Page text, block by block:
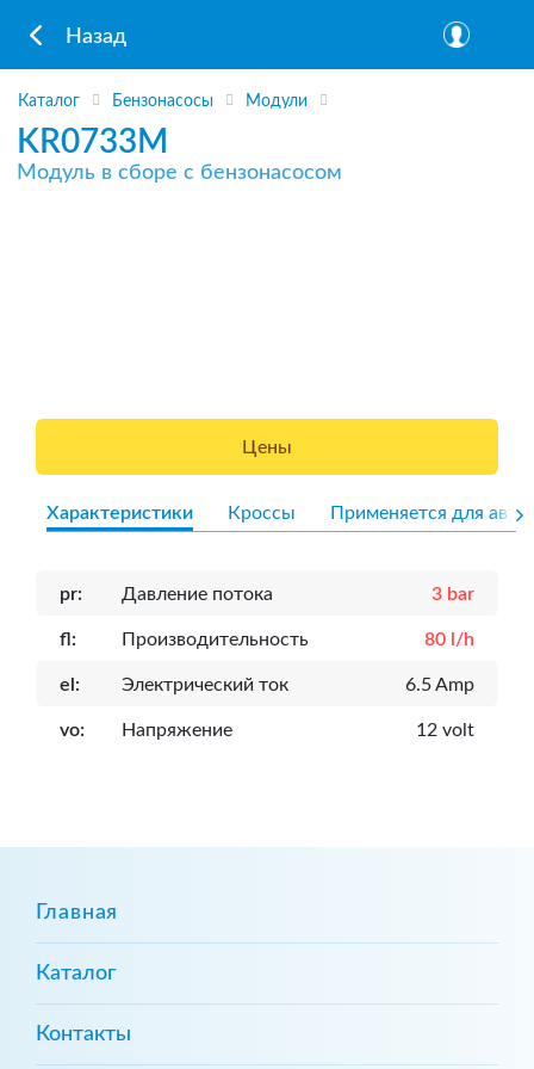
Назад
Каталог Бензонасосы Модули
KR0733M
Модуль в сборе с бензонасосом
Цены
Характеристики Кроссы Применяется для авто
pr: Давление потока 3 bar
fl: Производительность 80 l/h
el: Электрический ток 6.5 Amp
vo: Напряжение 12 volt
Главная
Каталог
Контакты